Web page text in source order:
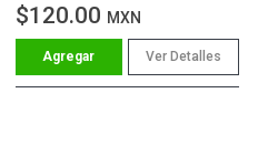
$120.00 MXN
Ver Detalles